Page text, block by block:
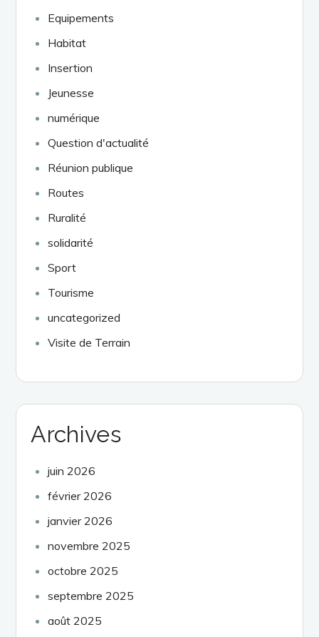
Equipements
Habitat
Insertion
Jeunesse
numérique
Question d'actualité
Réunion publique
Routes
Ruralité
solidarité
Sport
Tourisme
uncategorized
Visite de Terrain
Archives
juin 2026
février 2026
janvier 2026
novembre 2025
octobre 2025
septembre 2025
août 2025